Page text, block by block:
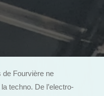
de Fourvière ne
techno. De l’electro-